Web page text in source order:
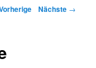
Nächste →